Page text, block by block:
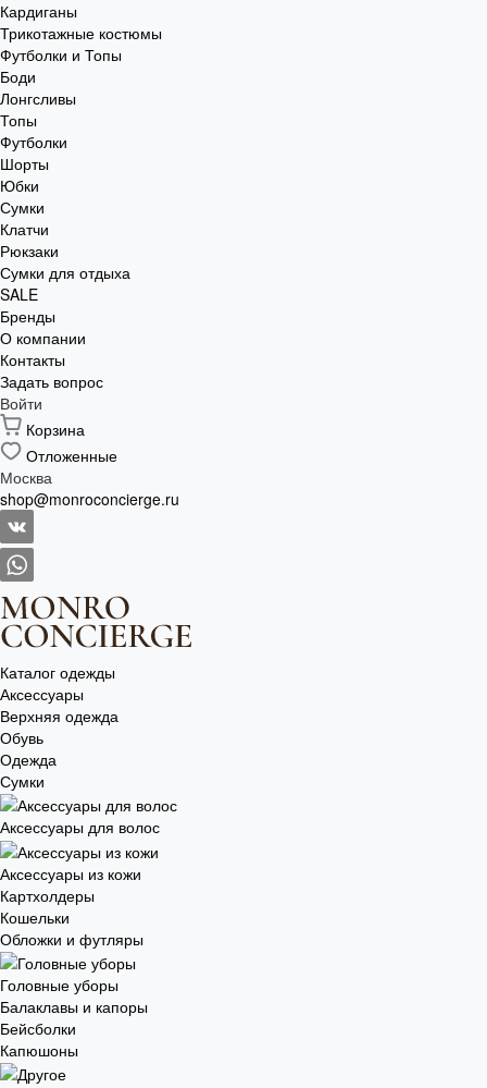
Кардиганы
Трикотажные костюмы
Футболки и Топы
Боди
Лонгсливы
Топы
Футболки
Шорты
Юбки
Сумки
Клатчи
Рюкзаки
Сумки для отдыха
SALE
Бренды
О компании
Контакты
Задать вопрос
Войти
Корзина
Отложенные
Москва
shop@monroconcierge.ru
Каталог одежды
Аксессуары
Верхняя одежда
Обувь
Одежда
Сумки
Аксессуары для волос
Аксессуары из кожи
Картхолдеры
Кошельки
Обложки и футляры
Головные уборы
Балаклавы и капоры
Бейсболки
Капюшоны